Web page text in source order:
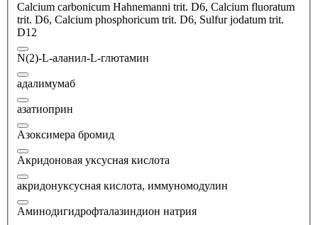
Calcium carbonicum Hahnemanni trit. D6, Calcium fluoratum
trit. D6, Calcium phosphoricum trit. D6, Sulfur jodatum trit.
D12
N(2)-L-аланил-L-глютамин
адалимумаб
азатиоприн
Азоксимера бромид
Акридоновая уксусная кислота
акридонуксусная кислота, иммуномодулин
Аминодигидрофталазиндион натрия